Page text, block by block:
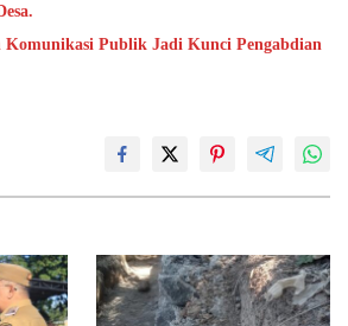
Publik Jadi Kunci Pengabdian